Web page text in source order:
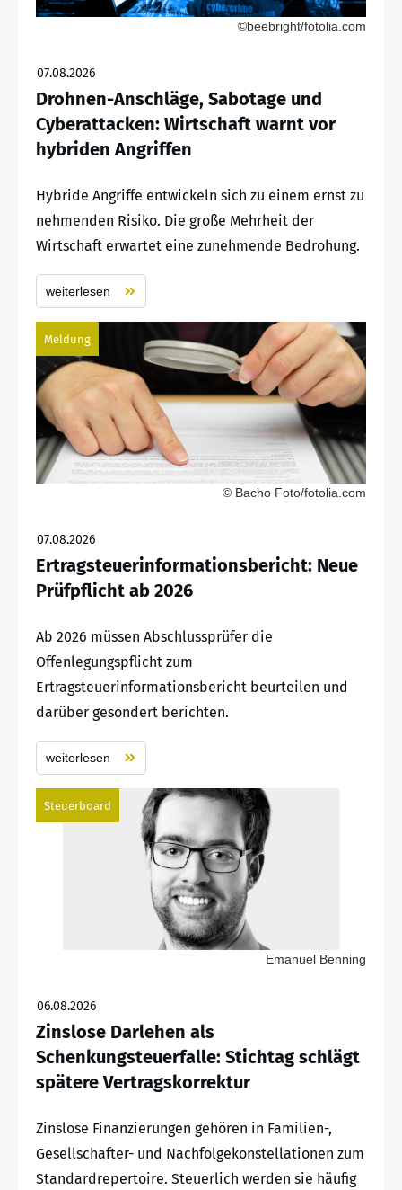
©beebright/fotolia.com
07.08.2026
Drohnen-Anschläge, Sabotage und
Cyberattacken: Wirtschaft warnt vor
hybriden Angriffen
Hybride Angriffe entwickeln sich zu einem ernst zu
nehmenden Risiko. Die große Mehrheit der
Wirtschaft erwartet eine zunehmende Bedrohung.
weiterlesen
Meldung
© Bacho Foto/fotolia.com
07.08.2026
Ertragsteuerinformationsbericht: Neue
Prüfpflicht ab 2026
Ab 2026 müssen Abschlussprüfer die
Offenlegungspflicht zum
Ertragsteuerinformationsbericht beurteilen und
darüber gesondert berichten.
weiterlesen
Steuerboard
Emanuel Benning
06.08.2026
Zinslose Darlehen als
Schenkungsteuerfalle: Stichtag schlägt
spätere Vertragskorrektur
Zinslose Finanzierungen gehören in Familien-,
Gesellschafter- und Nachfolgekonstellationen zum
Standardrepertoire. Steuerlich werden sie häufig